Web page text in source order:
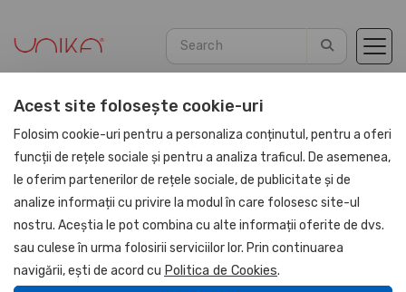
Home Promotional Promotional PU Leather
NOU
UNIKA
Acest site folosește cookie-uri
Folosim cookie-uri pentru a personaliza conținutul, pentru a oferi
funcții de rețele sociale și pentru a analiza traficul. De asemenea,
le oferim partenerilor de rețele sociale, de publicitate și de
analize informații cu privire la modul în care folosesc site-ul
nostru. Aceștia le pot combina cu alte informații oferite de dvs.
sau culese în urma folosirii serviciilor lor. Prin continuarea
navigării, ești de acord cu Politica de Cookies.